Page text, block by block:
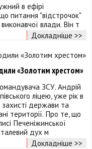
в ефірі
питання "відстрочок"
влади. Він т
Докладніше >>
«Золотим хрестом»
ЗСУ. Андрій
ліцею, уже рік в
захисті держави та
території. Про те, що
Печеніжинської
дух м
Докладніше >>